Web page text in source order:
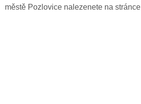
městě Pozlovice nalezenete na stránce